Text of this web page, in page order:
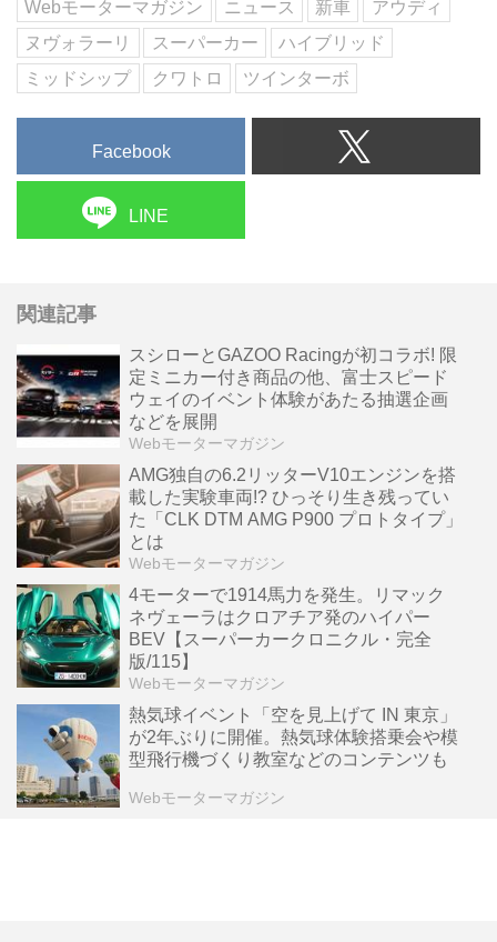
Webモーターマガジン ニュース 新車
アウディ
ヌヴォラーリ
スーパーカー
ハイブリッド
ミッドシップ
クワトロ ツインターボ
Facebook
LINE
関連記事
スシローとGAZOO Racingが初コラボ! 限
定ミニカー付き商品の他、富士スピード
ウェイのイベント体験があたる抽選企画
などを展開
Webモーターマガジン
AMG独自の6.2リッターV10エンジンを搭
載した実験車両!? ひっそり生き残ってい
た「CLK DTM AMG P900 プロトタイプ」
とは
Webモーターマガジン
4モーターで1914馬力を発生。リマック
ネヴェーラはクロアチア発のハイパー
BEV【スーパーカークロニクル・完全
版/115】
Webモーターマガジン
熱気球イベント「空を見上げて IN 東京」
が2年ぶりに開催。熱気球体験搭乗会や模
型飛行機づくり教室などのコンテンツも
Webモーターマガジン